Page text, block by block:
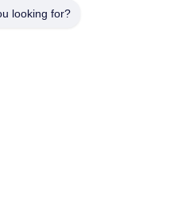
looking for?